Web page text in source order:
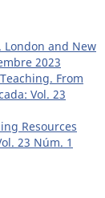
London and New
2023
From
Vol. 23
Resources
23 Núm. 1